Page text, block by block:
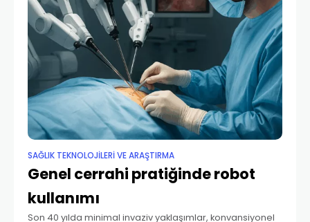
SAĞLIK TEKNOLOJİLERİ VE ARAŞTIRMA
Genel cerrahi pratiğinde robot
kullanımı
Son 40 yılda minimal invaziv yaklaşımlar, konvansiyonel